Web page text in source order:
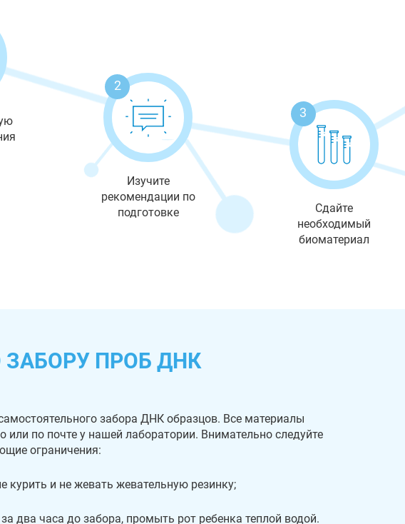
2
Изучите
рекомендации по
подготовке
3
Сдайте
необходимый
биоматериал
ПРОБ ДНК
забора ДНК образцов. Все материалы
или по почте у нашей лаборатории. Внимательно следуйте
ограничения:
курить и не жевать жевательную резинку;
два часа до забора, промыть рот ребенка теплой водой.